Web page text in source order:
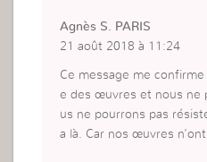
Agnès S. PARIS
21 août 2018 à 11:24
Ce message me
e des œuvres et nous ne
us ne pourrons pas
a là. Car nos œuvres